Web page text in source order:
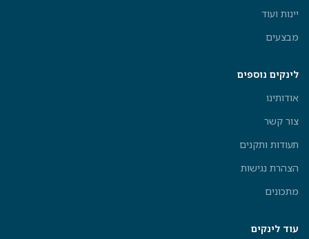
יינות ועוד
מבצעים
לינקים נוספים
אודותינו
צור קשר
תעודות ותקנים
הצהרת נגישות
מתכונים
עוד לינקים